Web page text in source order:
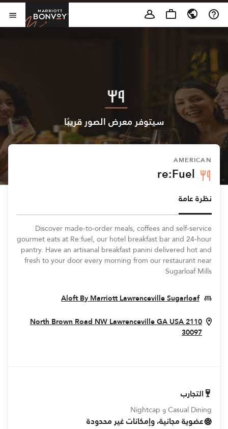
Skip to Content
سيتوفر معرض الصور قريبًا
AMERICAN
re:Fuel
نظرة عامة
Discover made-to-order meals, coffees and self-service
gourmet eats at Re:fuel, our hotel breakfast bar and 24-hour
pantry. Have an artisanal breakfast panini delivered hot and
fresh to your door every morning from our restaurant near
Sugarloaf Mills
Aloft By Marriott Lawrenceville Sugarloaf
New Window
2110 North Brown Road NW
LawrencevilleGAUSA
30097
Opens In New Window
التجارب
Casual Dining و Nightcap
عضوية مجانية، وإمكانات غير محدودة